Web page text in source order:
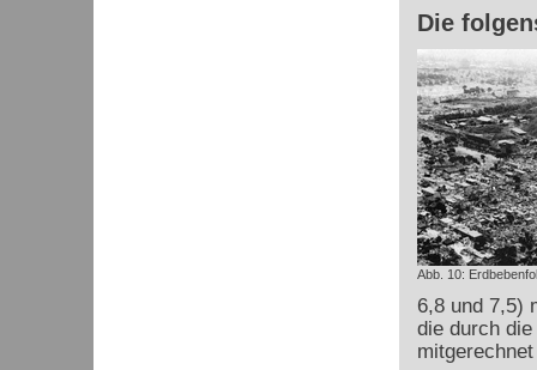
Die
Abb. 10:
6,8 und 7,5)
die durch